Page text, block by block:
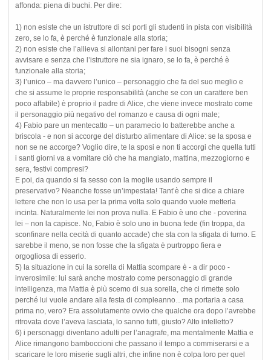
affonda: piena di buchi. Per dire:
1) non esiste che un istruttore di sci porti gli studenti in pista con visibilità
zero, se lo fa, è perché è funzionale alla storia;
2) non esiste che l’allieva si allontani per fare i suoi bisogni senza
avvisare e senza che l’istruttore ne sia ignaro, se lo fa, è perché è
funzionale alla storia;
3) l’unico – ma davvero l’unico – personaggio che fa del suo meglio e
che si assume le proprie responsabilità (anche se con un carattere ben
poco affabile) è proprio il padre di Alice, che viene invece mostrato come
il personaggio più negativo del romanzo e causa di ogni male;
4) Fabio pare un mentecatto – un paramecio lo batterebbe anche a
briscola - e non si accorge del disturbo alimentare di Alice: se la sposa e
non se ne accorge? Voglio dire, te la sposi e non ti accorgi che quella tutti
i santi giorni va a vomitare ciò che ha mangiato, mattina, mezzogiorno e
sera, festivi compresi?
E poi, da quando si fa sesso con la moglie usando sempre il
preservativo? Neanche fosse un’impestata! Tant’è che si dice a chiare
lettere che non lo usa per la prima volta solo quando vuole metterla
incinta. Naturalmente lei non prova nulla. E Fabio è uno che - poverina
lei – non la capisce. No, Fabio è solo uno in buona fede (fin troppa, da
sconfinare nella cecità di quanto accade) che sta con la sfigata di turno. E
sarebbe il meno, se non fosse che la sfigata è purtroppo fiera e
orgogliosa di esserlo.
5) la situazione in cui la sorella di Mattia scompare è - a dir poco -
inverosimile: lui sarà anche mostrato come personaggio di grande
intelligenza, ma Mattia è più scemo di sua sorella, che ci rimette solo
perché lui vuole andare alla festa di compleanno…ma portarla a casa
prima no, vero? Era assolutamente ovvio che qualche ora dopo l’avrebbe
ritrovata dove l’aveva lasciata, lo sanno tutti, giusto? Alto intelletto?
6) i personaggi diventano adulti per l’anagrafe, ma mentalmente Mattia e
Alice rimangono bamboccioni che passano il tempo a commiserarsi e a
scaricare le loro miserie sugli altri, che infine non è colpa loro per quel